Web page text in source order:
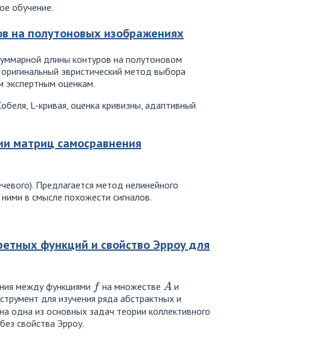
обучение.
на полутоновых изображениях
длины контуров на полутоновом
эвристический метод выбора
экспертным оценкам.
L-кривая, оценка кривизны, адаптивный
матриц самосравнения
Предлагается метод нелинейного
в смысле похожести сигналов.
функций и свойство Эрроу для
между функциями на множестве
A
и
для изучения ряда абстрактных и
одна из основных задач теории коллективного
свойства Эрроу.